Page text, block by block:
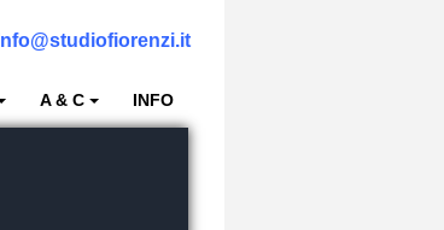
Info@studiofiorenzi.it
A & C INFO